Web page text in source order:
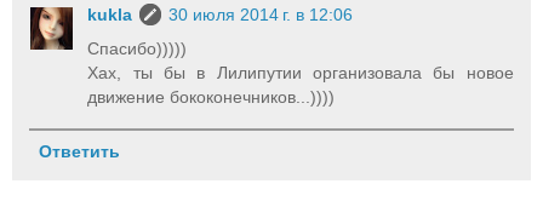
kukla
30 июля 2014 г. в 12:06
Спасибо)))))
Хах, ты бы в Лилипутии организовала бы новое
движение бококонечников...))))
Ответить